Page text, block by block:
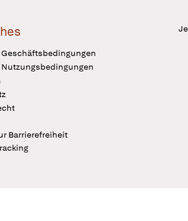
Barrierefreiheit